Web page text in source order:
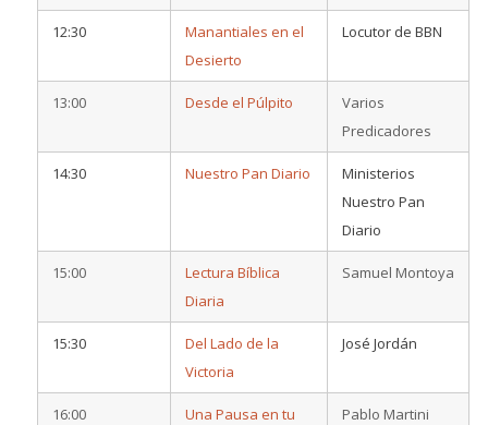
12:30
Manantiales en el
Desierto
Locutor de BBN
13:00 Desde el Púlpito
Varios
Predicadores
14:30 Nuestro Pan Diario
Ministerios
Nuestro Pan
Diario
15:00
Lectura Bíblica
Diaria
Samuel Montoya
15:30
Del Lado de la
Victoria
José Jordán
16:00
Una Pausa en tu
Pablo Martini